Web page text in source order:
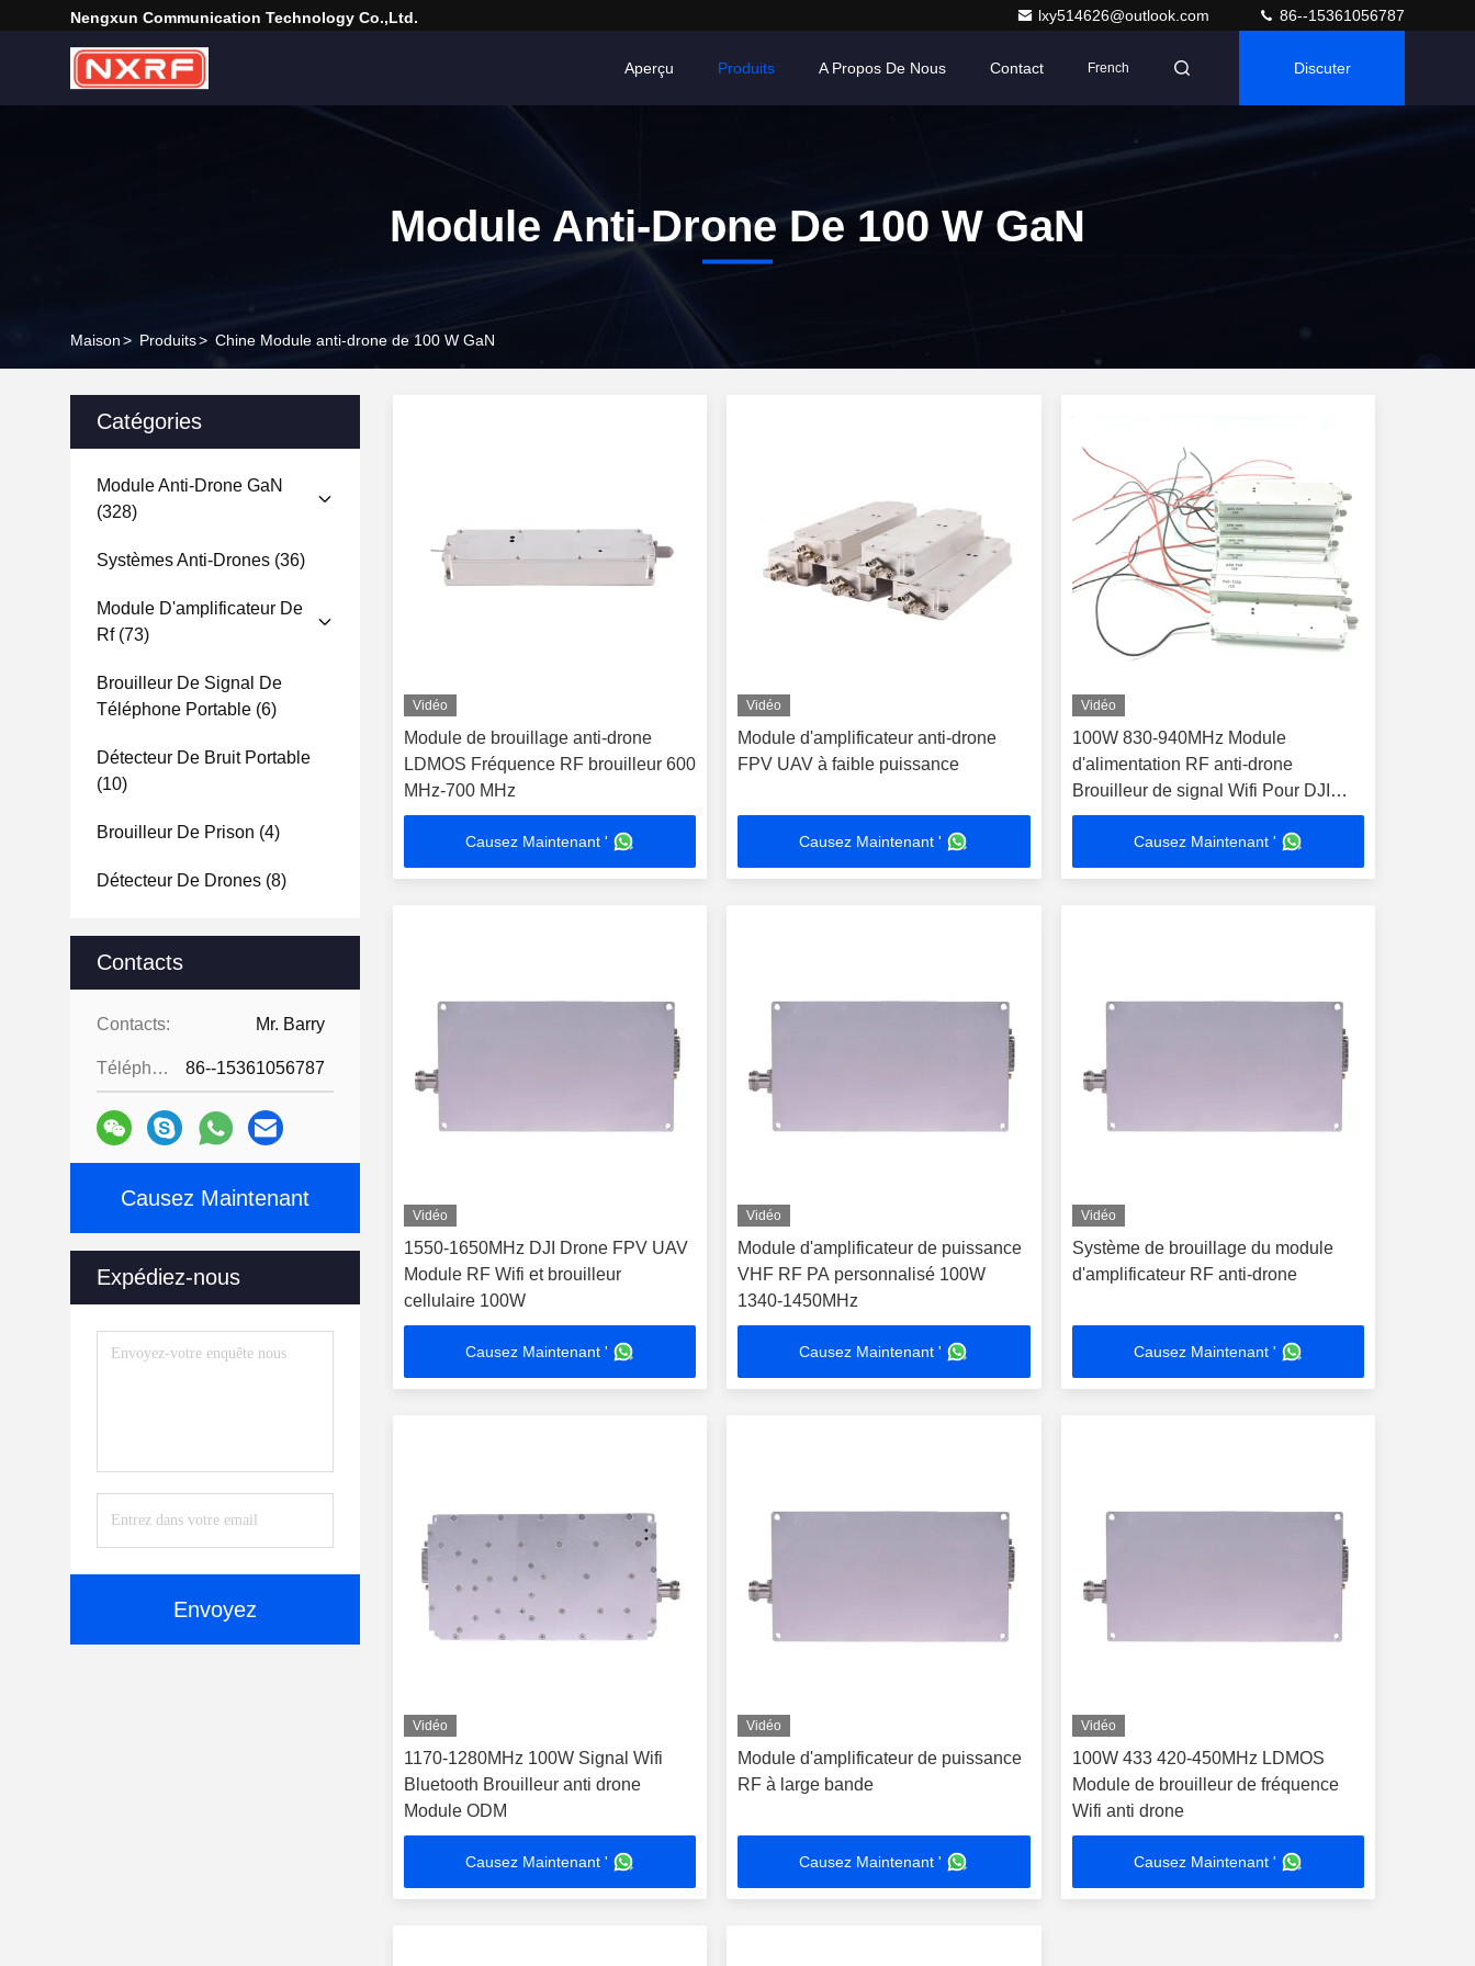
Nengxun Communication Technology Co.,Ltd. lxy514626@outlook.com 86--15361056787
Aperçu Produits A Propos De Nous Contact French Discuter
Module Anti-Drone De 100 W GaN
Maison> Produits> Chine Module anti-drone de 100 W GaN
Catégories
Module Anti-Drone GaN
(328)
Systèmes Anti-Drones (36)
Module D'amplificateur De
Rf(73)
Brouilleur De Signal De
Téléphone Portable (6)
Détecteur De Bruit Portable
(10)
Brouilleur De Prison (4)
Détecteur De Drones (8)
Contacts
Contacts: Mr. Barry
Téléphone: 86--15361056787
Causez Maintenant
Expédiez-nous
Envoyez
Vidéo
Module de brouillage anti-drone
LDMOS Fréquence RF brouilleur 600
MHz-700 MHz
Causez Maintenant '
Vidéo
Module d'amplificateur anti-drone
FPV UAV à faible puissance
Causez Maintenant '
Vidéo
100W 830-940MHz Module
d'alimentation RF anti-drone
Brouilleur de signal Wifi Pour DJI
Drone FPV UAV C-UAS
Causez Maintenant '
Vidéo
1550-1650MHz DJI Drone FPV UAV
Module RF Wifi et brouilleur
cellulaire 100W
Causez Maintenant '
Vidéo
Module d'amplificateur de puissance
VHF RF PA personnalisé 100W
1340-1450MHz
Causez Maintenant '
Vidéo
Système de brouillage du module
d'amplificateur RF anti-drone
Causez Maintenant '
Vidéo
1170-1280MHz 100W Signal Wifi
Bluetooth Brouilleur anti drone
Module ODM
Causez Maintenant '
Vidéo
Module d'amplificateur de puissance
RF à large bande
Causez Maintenant '
Vidéo
100W 433 420-450MHz LDMOS
Module de brouilleur de fréquence
Wifi anti drone
Causez Maintenant '